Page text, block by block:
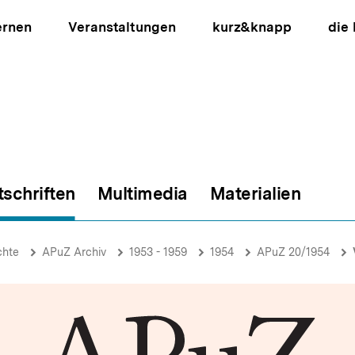
Veranstaltungen kurz&knapp die
Multimedia Materialien
APuZ Archiv 1953 - 1959 1954 APuZ 20/1954